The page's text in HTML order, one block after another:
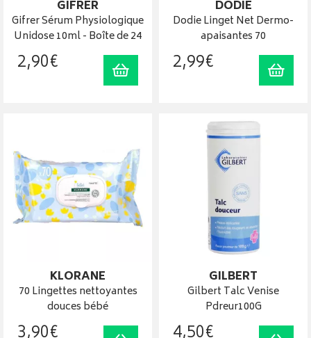
GIFRER
Gifrer Sérum Physiologique
Unidose 10ml - Boîte de 24
2,90€ Ajouter au panier
DODIE
Dodie Linget Net Dermo-
apaisantes 70
2,99€
KLORANE
70 Lingettes nettoyantes
douces bébé
GILBERT
Gilbert Talc Venise
Pdreur100G